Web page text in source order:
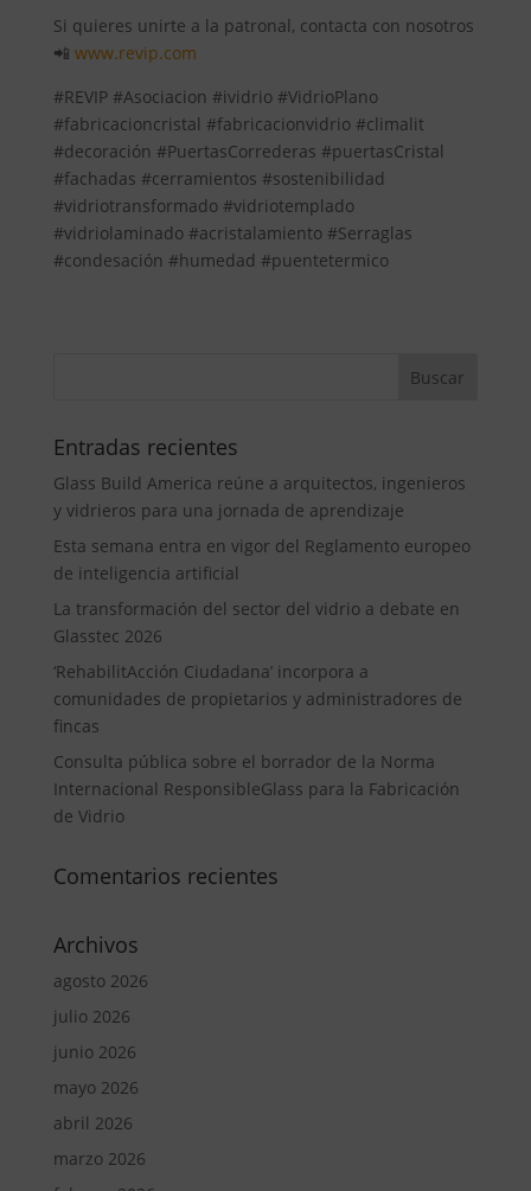
Si quieres unirte a la patronal, contacta con nosotros
📲 www.revip.com
#REVIP #Asociacion #ividrio #VidrioPlano
#fabricacioncristal #fabricacionvidrio #climalit
#decoración #PuertasCorrederas #puertasCristal
#fachadas #cerramientos #sostenibilidad
#vidriotransformado #vidriotemplado
#vidriolaminado #acristalamiento #Serraglas
#condesación #humedad #puentetermico
Entradas recientes
Glass Build America reúne a arquitectos, ingenieros
y vidrieros para una jornada de aprendizaje
Esta semana entra en vigor del Reglamento europeo
de inteligencia artificial
La transformación del sector del vidrio a debate en
Glasstec 2026
‘RehabilitAcción Ciudadana’ incorpora a
comunidades de propietarios y administradores de
fincas
Consulta pública sobre el borrador de la Norma
Internacional ResponsibleGlass para la Fabricación
de Vidrio
Comentarios recientes
Archivos
agosto 2026
julio 2026
junio 2026
mayo 2026
abril 2026
marzo 2026